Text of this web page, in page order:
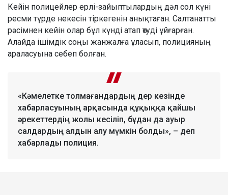
Кейін полицейлер ерлі-зайыптылардың дәл сол күні
ресми түрде некесін тіркегенін анықтаған. Салтанатты
рәсімнен кейін олар бұл күнді атап өтуді ұйғарған.
Алайда ішімдік соңы жанжалға ұласып, полицияның
араласуына себеп болған.
«Кәмелетке толмағандардың дер кезінде
хабарласуының арқасында құқыққа қайшы
әрекеттердің жолы кесіліп, бұдан да ауыр
салдардың алдын алу мүмкін болды», – деп
хабарлады полиция.